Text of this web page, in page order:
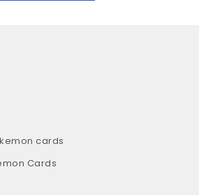
cards
Cards